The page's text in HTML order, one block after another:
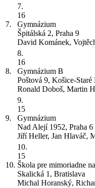
7.
7.
16
Gymnázium
Špitálská 2, Praha 9
David Kománek,
8.
8.
16
Gymnázium B
Poštová 9, Košice-Staré
Ronald Doboš, Martin
9.
9.
15
Gymnázium
Nad Alejí 1952, Praha 6
Jiří Heller, Jan Hlaváč,
10.
10.
15
Škola pre mimoriadne
Skalická 1, Bratislava
Michal Horanský,